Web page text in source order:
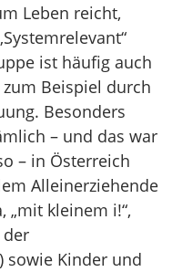
Leben reicht,
ist häufig auch
Beispiel durch
Besonders
– und das war
– in Österreich
Alleinerziehende
„mit kleinem i!“,
der
sowie Kinder und